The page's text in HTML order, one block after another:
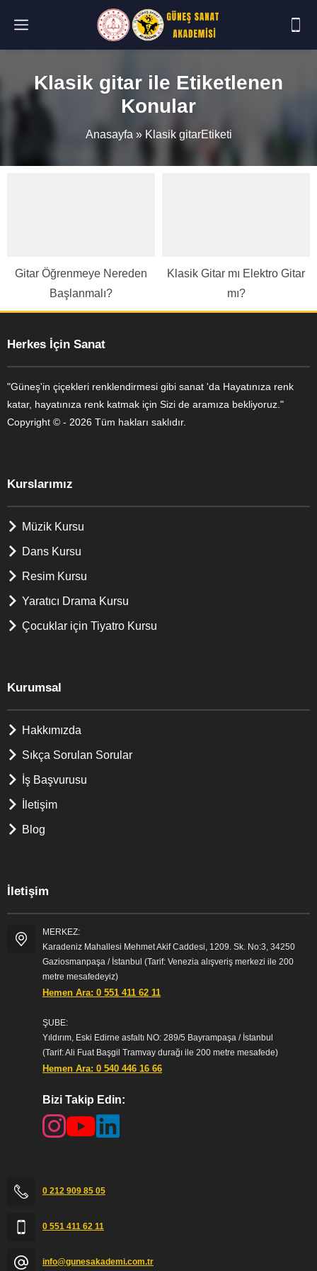
Klasik gitar ile Etiketlenen
Konular
Anasayfa » Klasik gitarEtiketi
Gitar Öğrenmeye Nereden
Başlanmalı?
Klasik Gitar mı Elektro Gitar
mı?
Herkes İçin Sanat
"Güneş'in çiçekleri renklendirmesi gibi sanat 'da Hayatınıza renk
katar, hayatınıza renk katmak için Sizi de aramıza bekliyoruz."
Copyright © - 2026 Tüm hakları saklıdır.
Kurslarımız
Müzik Kursu
Dans Kursu
Resim Kursu
Yaratıcı Drama Kursu
Çocuklar için Tiyatro Kursu
Kurumsal
Hakkımızda
Sıkça Sorulan Sorular
İş Başvurusu
İletişim
Blog
İletişim
MERKEZ:
Karadeniz Mahallesi Mehmet Akif Caddesi, 1209. Sk. No:3, 34250
Gaziosmanpaşa / İstanbul (Tarif: Venezia alışveriş merkezi ile 200
metre mesafedeyiz)
Hemen Ara: 0 551 411 62 11
ŞUBE:
Yıldırım, Eski Edirne asfaltı NO: 289/5 Bayrampaşa / İstanbul
(Tarif: Ali Fuat Başgil Tramvay durağı ile 200 metre mesafede)
Hemen Ara: 0 540 446 16 66
Bizi Takip Edin:
0 212 909 85 05
0 551 411 62 11
info@gunesakademi.com.tr